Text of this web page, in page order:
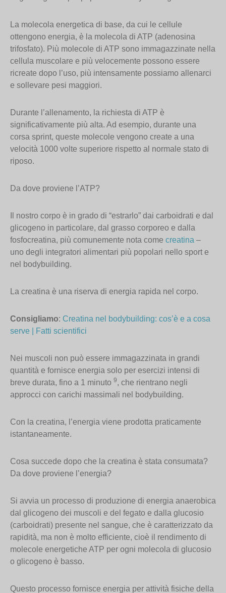
La molecola energetica di base, da cui le cellule
ottengono energia, è la molecola di ATP (adenosina
trifosfato). Più molecole di ATP sono immagazzinate nella
cellula muscolare e più velocemente possono essere
ricreate dopo l’uso, più intensamente possiamo allenarci
e sollevare pesi maggiori.
Durante l’allenamento, la richiesta di ATP è
significativamente più alta. Ad esempio, durante una
corsa sprint, queste molecole vengono create a una
velocità 1000 volte superiore rispetto al normale stato di
riposo.
Da dove proviene l’ATP?
Il nostro corpo è in grado di “estrarlo” dai carboidrati e dal
glicogeno in particolare, dal grasso corporeo e dalla
fosfocreatina, più comunemente nota come creatina –
uno degli integratori alimentari più popolari nello sport e
nel bodybuilding.
La creatina è una riserva di energia rapida nel corpo.
Consigliamo: Creatina nel bodybuilding: cos’è e a cosa
serve | Fatti scientifici
Nei muscoli non può essere immagazzinata in grandi
quantità e fornisce energia solo per esercizi intensi di
breve durata, fino a 1 minuto 9, che rientrano negli
approcci con carichi massimali nel bodybuilding.
Con la creatina, l’energia viene prodotta praticamente
istantaneamente.
Cosa succede dopo che la creatina è stata consumata?
Da dove proviene l’energia?
Si avvia un processo di produzione di energia anaerobica
dal glicogeno dei muscoli e del fegato e dalla glucosio
(carboidrati) presente nel sangue, che è caratterizzato da
rapidità, ma non è molto efficiente, cioè il rendimento di
molecole energetiche ATP per ogni molecola di glucosio
o glicogeno è basso.
Questo processo fornisce energia per attività fisiche della